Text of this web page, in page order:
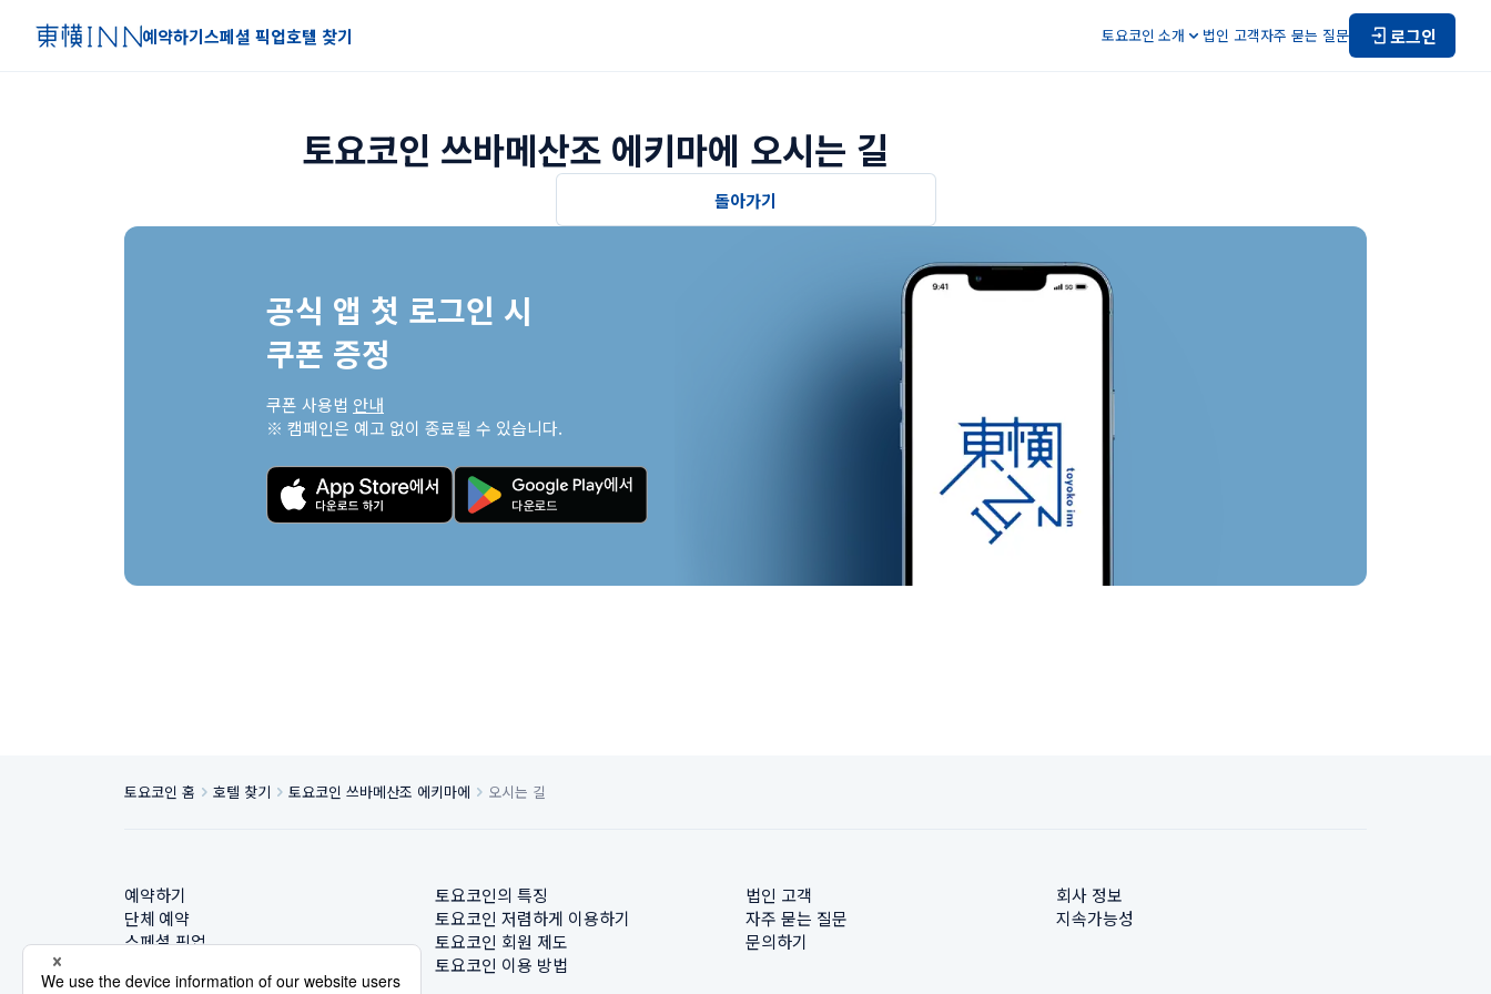
예약하기스페셜 픽업호텔 찾기 토요코인 소개 법인 고객자주 묻는 질문 로그인
토요코인 쓰바메산조 에키마에 오시는 길
돌아가기
공식 앱 첫 로그인 시
쿠폰 증정
쿠폰 사용법 안내
※ 캠페인은 예고 없이 종료될 수 있습니다.
토요코인 홈 호텔 찾기 토요코인 쓰바메산조 에키마에 오시는 길
예약하기
단체 예약
스페셜 픽업
토요코인의 특징
토요코인 저렴하게 이용하기
토요코인 회원 제도
토요코인 이용 방법
법인 고객
자주 묻는 질문
문의하기
회사 정보
지속가능성